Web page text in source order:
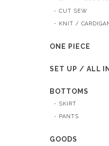
CUT SEW
KNIT /
ONE PIECE
SET UP / ALL
BOTTOMS
SKIRT
PANTS
GOODS